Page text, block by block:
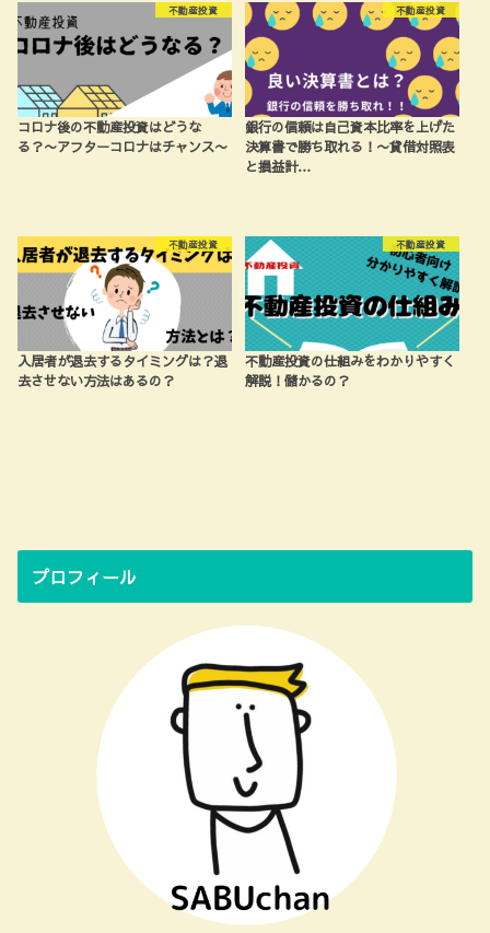
不動産投資
コロナ後の不動産投資はどうな
る？〜アフターコロナはチャンス〜
不動産投資
銀行の信頼は自己資本比率を上げた
決算書で勝ち取れる！〜貸借対照表
と損益計…
不動産投資
入居者が退去するタイミングは？退
去させない方法はあるの？
不動産投資
不動産投資の仕組みをわかりやすく
解説！儲かるの？
プロフィール